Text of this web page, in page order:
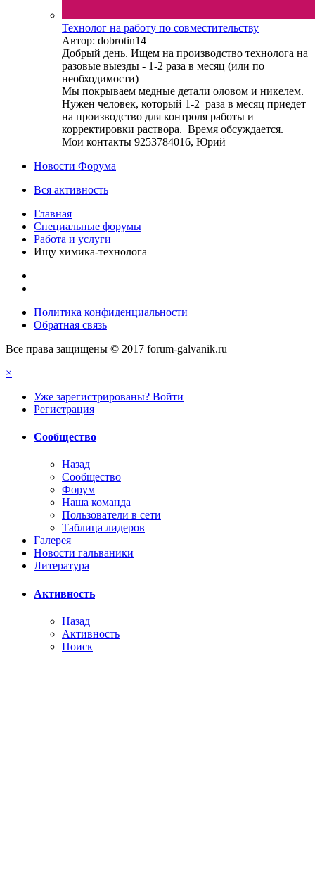
Технолог на работу по совместительству
Автор: dobrotin14
Добрый день. Ищем на производство технолога на
разовые выезды - 1-2 раза в месяц (или по
необходимости)
Мы покрываем медные детали оловом и никелем.
Нужен человек, который 1-2 раза в месяц приедет
на производство для контроля работы и
корректировки раствора. Время обсуждается.
Мои контакты 9253784016, Юрий
Новости Форума
Вся активность
Главная
Специальные форумы
Работа и услуги
Ищу химика-технолога
Политика конфиденциальности
Обратная связь
Все права защищены © 2017 forum-galvanik.ru
×
Уже зарегистрированы? Войти
Регистрация
Сообщество
Назад
Сообщество
Форум
Наша команда
Пользователи в сети
Таблица лидеров
Галерея
Новости гальваники
Литература
Активность
Назад
Активность
Поиск